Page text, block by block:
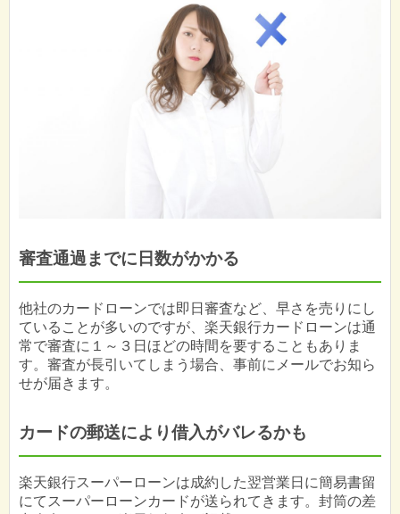
審査通過までに日数がかかる
他社のカードローンでは即日審査など、早さを売りにし
ていることが多いのですが、楽天銀行カードローンは通
常で審査に１～３日ほどの時間を要することもありま
す。審査が長引いてしまう場合、事前にメールでお知ら
せが届きます。
カードの郵送により借入がバレるかも
楽天銀行スーパーローンは成約した翌営業日に簡易書留
にてスーパーローンカードが送られてきます。封筒の差